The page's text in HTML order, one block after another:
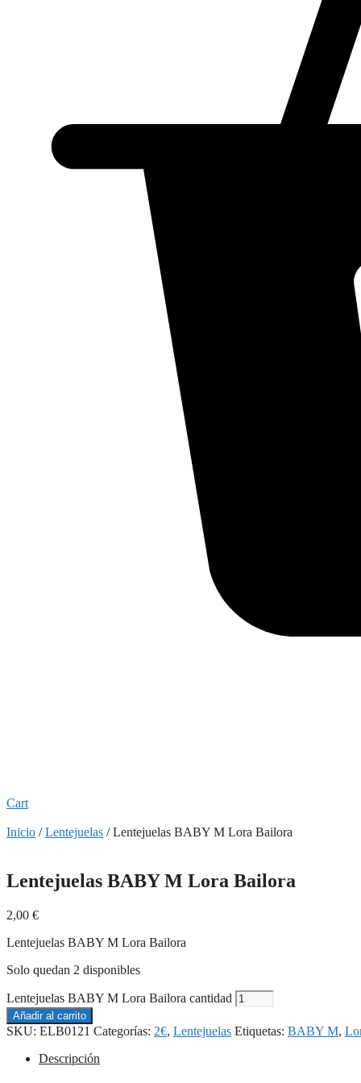
Cart
Inicio /Lentejuelas / Lentejuelas BABY M Lora Bailora
Lentejuelas BABY M Lora Bailora
2,00 €
Lentejuelas BABY M Lora Bailora
Solo quedan 2 disponibles
Lentejuelas BABY M Lora Bailora cantidad
Añadir al carrito
SKU: ELB0121 Categorías: 2€, Lentejuelas Etiquetas: BABY M,
Descripción